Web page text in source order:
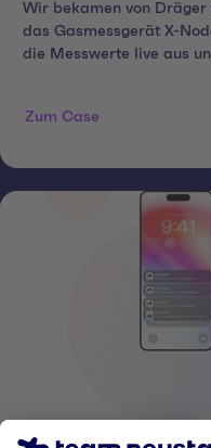
Wir bekamen von
das Gasmessgerät X-
die Messwerte live aus
Zum Case